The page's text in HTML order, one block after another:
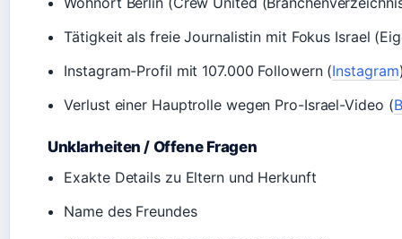
Tätigkeit als freie Journalistin mit Fokus Israel
Instagram-Profil mit 107.000 Followern (Instagram
Verlust einer Hauptrolle wegen Pro-Israel-Video (
Unklarheiten / Offene Fragen
Exakte Details zu Eltern und Herkunft
Name des Freundes